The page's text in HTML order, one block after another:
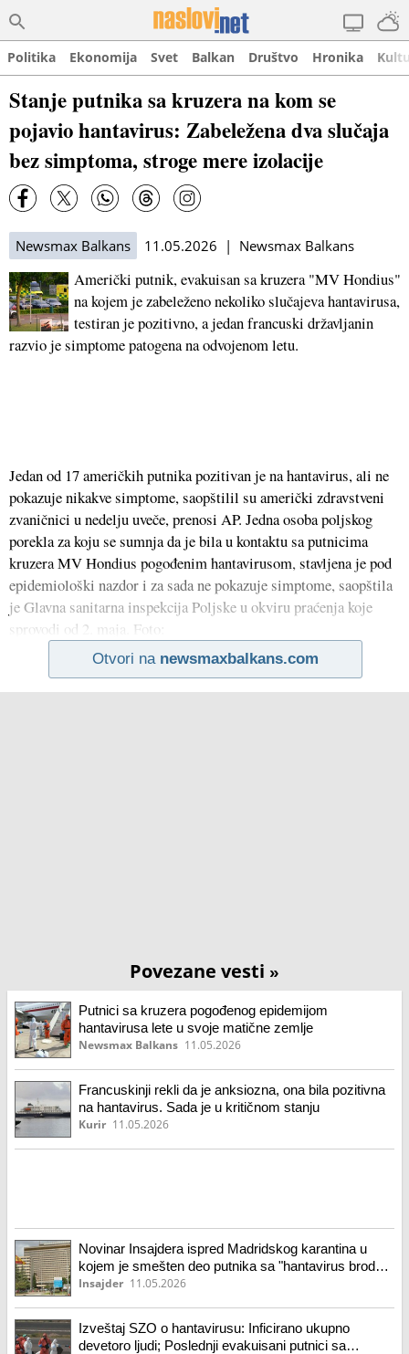
Politika Ekonomija Svet Balkan Društvo Hronika
Stanje putnika sa kruzera na kom se
pojavio hantavirus: Zabeležena dva slučaja
bez simptoma, stroge mere izolacije
Newsmax Balkans 11.05.2026 | Newsmax Balkans
Američki putnik, evakuisan sa kruzera "MV Hondius"
na kojem je zabeleženo nekoliko slučajeva hantavirusa,
testiran je pozitivno, a jedan francuski državljanin
razvio je simptome patogena na odvojenom letu.
Jedan od 17 američkih putnika pozitivan je na hantavirus, ali ne
pokazuje nikakve simptome, saopštilil su američki zdravstveni
zvaničnici u nedelju uveče, prenosi AP. Jedna osoba poljskog
porekla za koju se sumnja da je bila u kontaktu sa putnicima
kruzera MV Hondius pogođenim hantavirusom, stavljena je pod
epidemiološki nazdor i za sada ne pokazuje simptome, saopštila
je Glavna sanitarna inspekcija Poljske u okviru praćenja koje
sprovodi od 2. maja. Foto:
Otvori na newsmaxbalkans.com
Povezane vesti »
Putnici sa kruzera pogođenog epidemijom
hantavirusa lete u svoje matične zemlje
Newsmax Balkans 11.05.2026
Francuskinji rekli da je anksiozna, ona bila pozitivna
na hantavirus. Sada je u kritičnom stanju
Kurir 11.05.2026
Novinar Insajdera ispred Madridskog karantina u
kojem je smešten deo putnika sa "hantavirus broda"
(VIDEO)
Insajder 11.05.2026
Izveštaj SZO o hantavirusu: Inficirano ukupno
devetoro ljudi; Poslednji evakuisani putnici sa